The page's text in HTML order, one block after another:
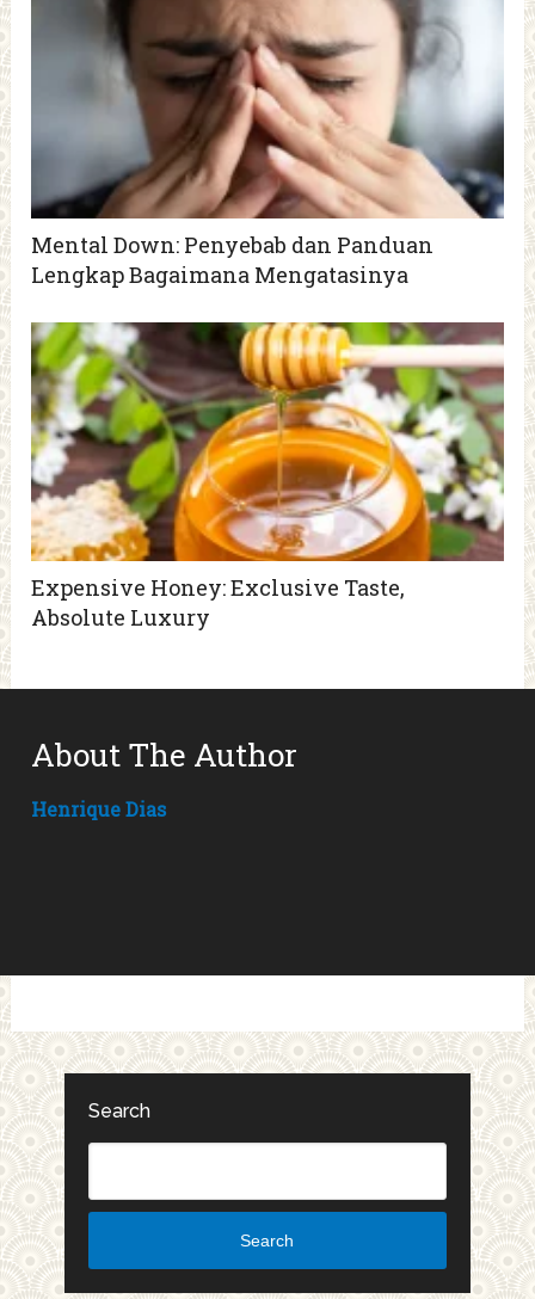
Mental Down: Penyebab dan Panduan
Lengkap Bagaimana Mengatasinya
Expensive Honey: Exclusive Taste,
Absolute Luxury
About The Author
Henrique Dias
Search
Search